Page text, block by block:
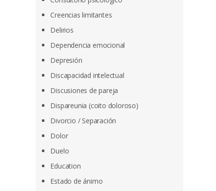
Creencias limitantes
Delirios
Dependencia emocional
Depresión
Discapacidad intelectual
Discusiones de pareja
Dispareunia (coito doloroso)
Divorcio / Separación
Dolor
Duelo
Education
Estado de ánimo